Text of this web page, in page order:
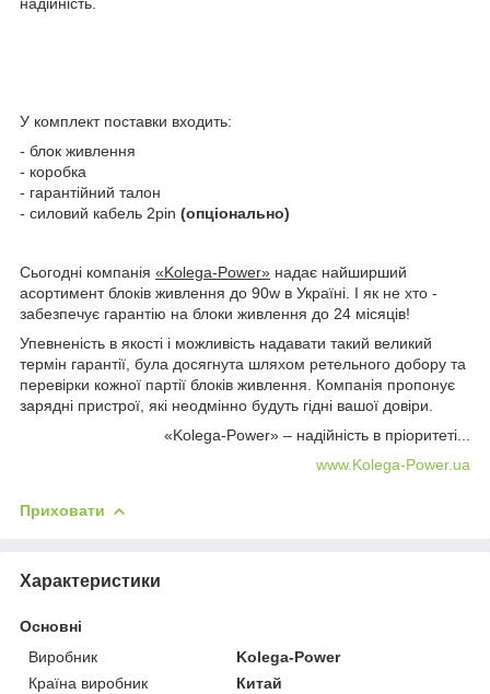
У комплект поставки входить:
- блок живлення
- коробка
- гарантійний талон
- силовий кабель 2pin (опціонально)
Сьогодні компанія «Kolega-Power» надає найширший
асортимент блоків живлення до 90w в Україні. І як не хто -
забезпечує гарантію на блоки живлення до 24 місяців!
Упевненість в якості і можливість надавати такий великий
термін гарантії, була досягнута шляхом ретельного добору та
перевірки кожної партії блоків живлення. Компанія пропонує
зарядні пристрої, які неодмінно будуть гідні вашої довіри.
«Kolega-Power» – надійність в пріоритеті...
www.Kolega-Power.ua
Приховати
Характеристики
Основні
Виробник
Kolega-Power
Країна виробник
Китай